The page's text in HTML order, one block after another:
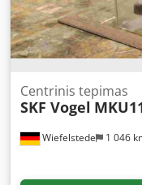
Wiefelstede 1 046
Centrinis tepimas
SKF Vogel